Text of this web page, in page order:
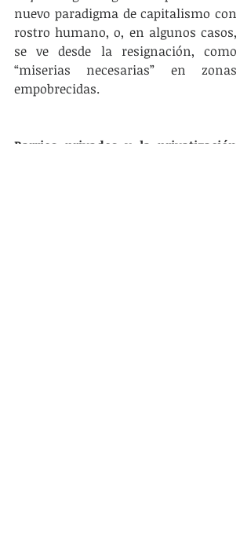
nuevo paradigma de capitalismo con
rostro humano, o, en algunos casos,
se ve desde la resignación, como
“miserias necesarias” en zonas
empobrecidas.
Barrios privados y la privatización